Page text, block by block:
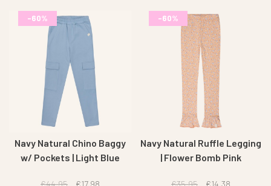
-60%
Navy Natural Chino Baggy
w/ Pockets | Light Blue
€44,95 €17,98
-60%
Navy Natural Ruffle Legging
| Flower Bomb Pink
€35,95 €14,38